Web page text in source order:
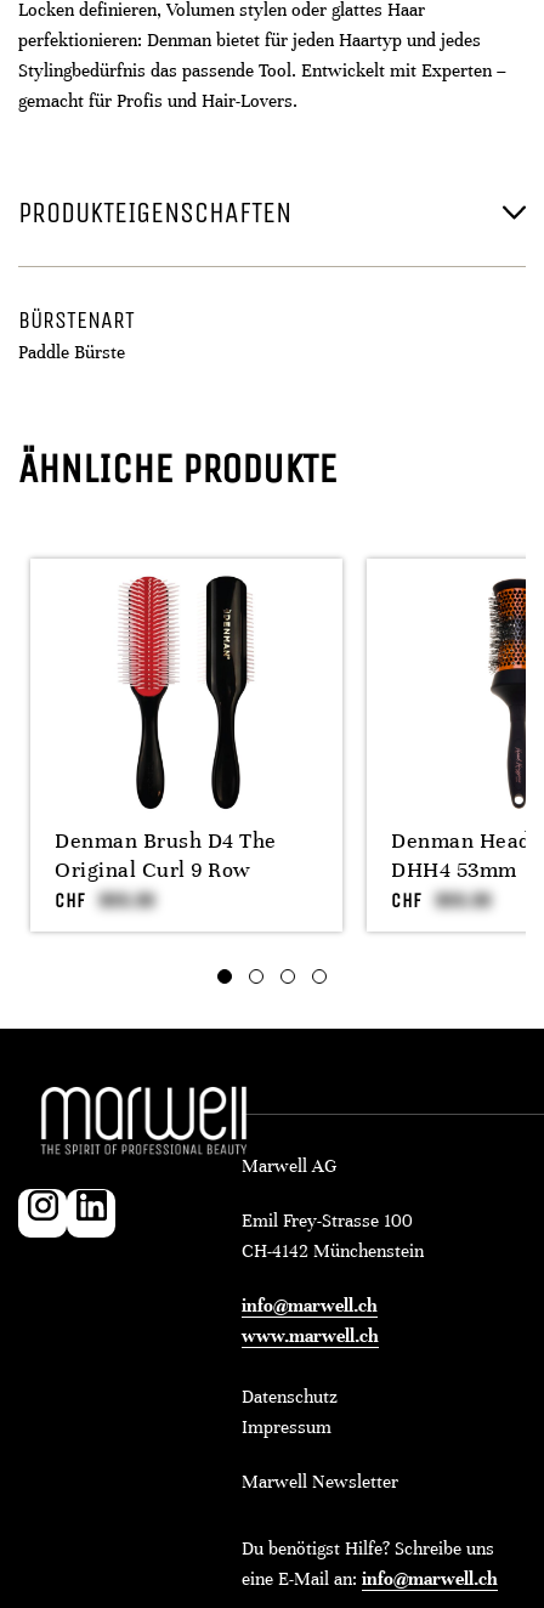
Locken definieren, Volumen stylen oder glattes Haar
perfektionieren: Denman bietet für jeden Haartyp und jedes
Stylingbedürfnis das passende Tool. Entwickelt mit Experten –
gemacht für Profis und Hair-Lovers.
PRODUKTEIGENSCHAFTEN
BÜRSTENART
Paddle Bürste
ÄHNLICHE PRODUKTE
Denman Brush D4 The
Original Curl 9 Row
CHF
Denman Head
DHH4 53mm
CHF
Marwell AG
Emil Frey-Strasse 100
CH-4142 Münchenstein
info@marwell.ch
www.marwell.ch
Datenschutz
Impressum
Marwell Newsletter
Du benötigst Hilfe? Schreibe uns
eine E-Mail an: info@marwell.ch